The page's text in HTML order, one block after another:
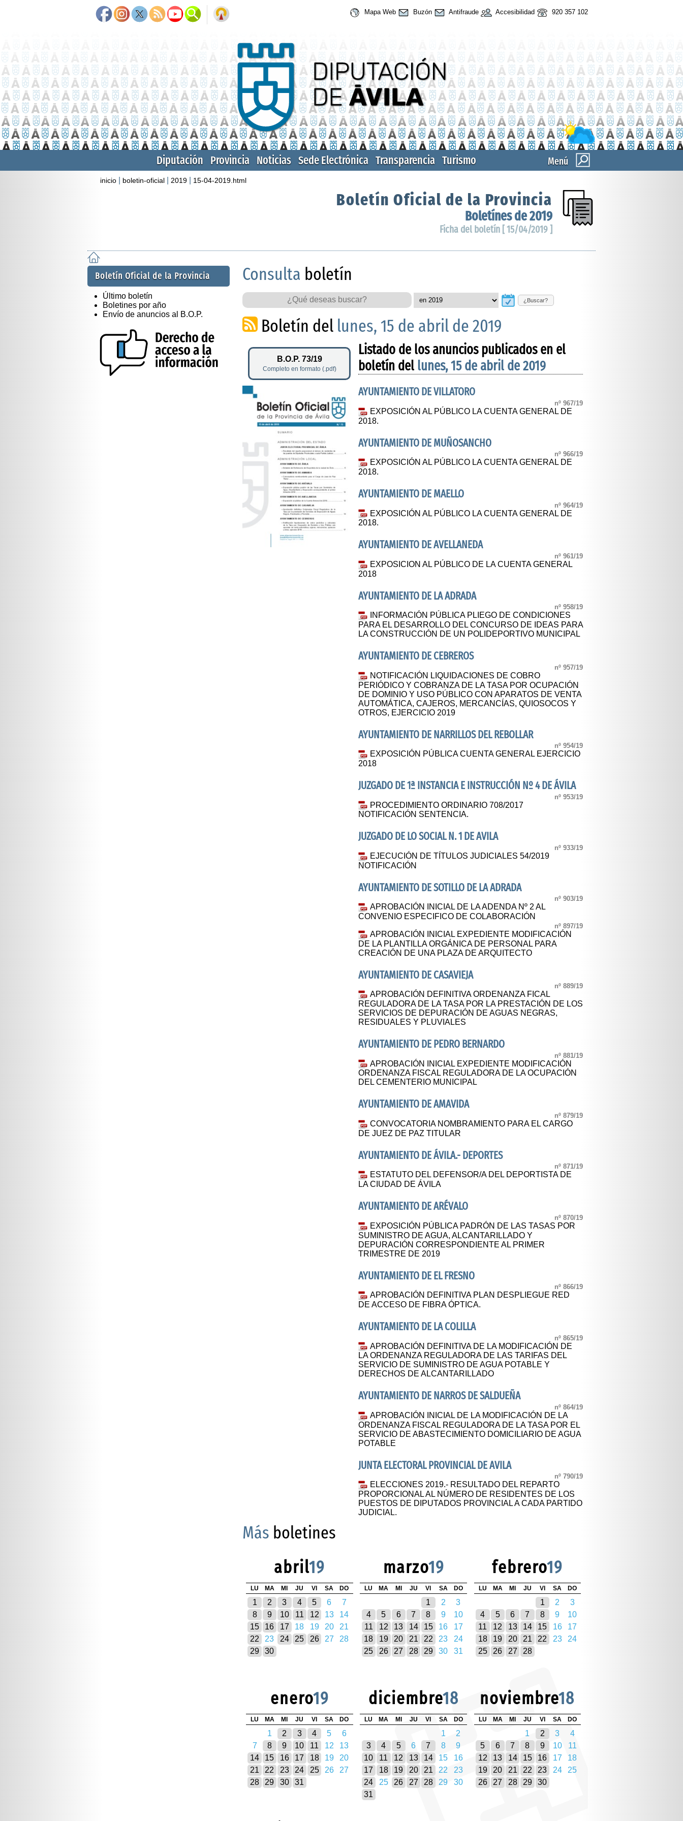
Mapa Web Buzón Antifraude Accesibilidad 920 357 102
Menú
Diputación Provincia Noticias Sede Electrónica Transparencia Turismo
inicio boletin-oficial 2019 15-04-2019.html
Boletín Oficial de la Provincia
Boletínes de 2019
Ficha del boletín [ 15/04/2019 ]
Boletín Oficial de la Provincia
Último boletín
Boletines por año
Envío de anuncios al B.O.P.
Consulta boletín
¿Buscar?
Boletín del lunes, 15 de abril de 2019
B.O.P. 73/19
Completo en formato (.pdf)
Listado de los anuncios publicados en el
boletín del lunes, 15 de abril de 2019
AYUNTAMIENTO DE VILLATORO
nº 967/19
EXPOSICIÓN AL PÚBLICO LA CUENTA GENERAL DE
2018.
AYUNTAMIENTO DE MUÑOSANCHO
nº 966/19
EXPOSICIÓN AL PÚBLICO LA CUENTA GENERAL DE
2018.
AYUNTAMIENTO DE MAELLO
nº 964/19
EXPOSICIÓN AL PÚBLICO LA CUENTA GENERAL DE
2018.
AYUNTAMIENTO DE AVELLANEDA
nº 961/19
EXPOSICION AL PÚBLICO DE LA CUENTA GENERAL
2018
AYUNTAMIENTO DE LA ADRADA
nº 958/19
INFORMACIÓN PÚBLICA PLIEGO DE CONDICIONES
PARA EL DESARROLLO DEL CONCURSO DE IDEAS PARA
LA CONSTRUCCIÓN DE UN POLIDEPORTIVO MUNICIPAL
AYUNTAMIENTO DE CEBREROS
nº 957/19
NOTIFICACIÓN LIQUIDACIONES DE COBRO
PERIÓDICO Y COBRANZA DE LA TASA POR OCUPACIÓN
DE DOMINIO Y USO PÚBLICO CON APARATOS DE VENTA
AUTOMÁTICA, CAJEROS, MERCANCÍAS, QUIOSOCOS Y
OTROS, EJERCICIO 2019
AYUNTAMIENTO DE NARRILLOS DEL REBOLLAR
nº 954/19
EXPOSICIÓN PÚBLICA CUENTA GENERAL EJERCICIO
2018
JUZGADO DE 1ª INSTANCIA E INSTRUCCIÓN Nº 4 DE ÁVILA
nº 953/19
PROCEDIMIENTO ORDINARIO 708/2017
NOTIFICACIÓN SENTENCIA.
JUZGADO DE LO SOCIAL N. 1 DE AVILA
nº 933/19
EJECUCIÓN DE TÍTULOS JUDICIALES 54/2019
NOTIFICACIÓN
AYUNTAMIENTO DE SOTILLO DE LA ADRADA
nº 903/19
APROBACIÓN INICIAL DE LA ADENDA Nº 2 AL
CONVENIO ESPECIFICO DE COLABORACIÓN
nº 897/19
APROBACIÓN INICIAL EXPEDIENTE MODIFICACIÓN
DE LA PLANTILLA ORGÁNICA DE PERSONAL PARA
CREACIÓN DE UNA PLAZA DE ARQUITECTO
AYUNTAMIENTO DE CASAVIEJA
nº 889/19
APROBACIÓN DEFINITIVA ORDENANZA FICAL
REGULADORA DE LA TASA POR LA PRESTACIÓN DE LOS
SERVICIOS DE DEPURACIÓN DE AGUAS NEGRAS,
RESIDUALES Y PLUVIALES
AYUNTAMIENTO DE PEDRO BERNARDO
nº 881/19
APROBACIÓN INICIAL EXPEDIENTE MODIFICACIÓN
ORDENANZA FISCAL REGULADORA DE LA OCUPACIÓN
DEL CEMENTERIO MUNICIPAL
AYUNTAMIENTO DE AMAVIDA
nº 879/19
CONVOCATORIA NOMBRAMIENTO PARA EL CARGO
DE JUEZ DE PAZ TITULAR
AYUNTAMIENTO DE ÁVILA.- DEPORTES
nº 871/19
ESTATUTO DEL DEFENSOR/A DEL DEPORTISTA DE
LA CIUDAD DE ÁVILA
AYUNTAMIENTO DE ARÉVALO
nº 870/19
EXPOSICIÓN PÚBLICA PADRÓN DE LAS TASAS POR
SUMINISTRO DE AGUA, ALCANTARILLADO Y
DEPURACIÓN CORRESPONDIENTE AL PRIMER
TRIMESTRE DE 2019
AYUNTAMIENTO DE EL FRESNO
nº 866/19
APROBACIÓN DEFINITIVA PLAN DESPLIEGUE RED
DE ACCESO DE FIBRA ÓPTICA.
AYUNTAMIENTO DE LA COLILLA
nº 865/19
APROBACIÓN DEFINITIVA DE LA MODIFICACIÓN DE
LA ORDENANZA REGULADORA DE LAS TARIFAS DEL
SERVICIO DE SUMINISTRO DE AGUA POTABLE Y
DERECHOS DE ALCANTARILLADO
AYUNTAMIENTO DE NARROS DE SALDUEÑA
nº 864/19
APROBACIÓN INICIAL DE LA MODIFICACIÓN DE LA
ORDENANZA FISCAL REGULADORA DE LA TASA POR EL
SERVICIO DE ABASTECIMIENTO DOMICILIARIO DE AGUA
POTABLE
JUNTA ELECTORAL PROVINCIAL DE AVILA
nº 790/19
ELECCIONES 2019.- RESULTADO DEL REPARTO
PROPORCIONAL AL NÚMERO DE RESIDENTES DE LOS
PUESTOS DE DIPUTADOS PROVINCIAL A CADA PARTIDO
JUDICIAL.
Más boletines
abril19
LU MA MI JU VI SA DO
1 2 3 4 5 6
7
8
9 10 11 12 13
14
15
16 17 18 19 20
21
22
23 24 25 26 27
28
29
30
marzo19
LU MA MI JU VI SA DO
1 2
3
4
5 6 7 8 9
10
11
12 13 14 15 16
17
18
19 20 21 22 23
24
25
26 27 28 29 30 31
febrero19
LU MA MI JU VI SA DO
1 2
3
4
5 6 7 8 9
10
11
12 13 14 15 16
17
18
19 20 21 22 23
24
25
26 27 28
enero19
LU MA MI JU VI SA DO
1 2 3 4 5
6
7
8 9 10 11 12
13
14
15 16 17 18 19
20
21
22 23 24 25 26
27
28
29 30 31
diciembre18
LU MA MI JU VI SA DO
1
2
3
4 5 6 7 8
9
10
11 12 13 14 15
16
17
18 19 20 21 22
23
24
25 26 27 28 29
30
31
noviembre18
LU MA MI JU VI SA DO
1 2 3
4
5
6 7 8 9 10
11
12
13 14 15 16 17
18
19
20 21 22 23 24
25
26
27 28 29 30